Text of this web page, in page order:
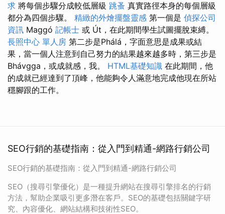
求 將每個步驟分成較低層級 跳蚤 真實路徑本身的每個層級
都分為四個步驟。 精緻的外燴擺盤靈感 第一個是 偵探公司
資訊 Maggó 記帳士 或 Út，在此期間學生試圖擺脫束縛。
長照中心 單人房 第二步是Phálá，字面意思是成果或結
果，當一個人注意到自己努力的結果越來越多時，第三步是
Bhávgga，或成就感，我。 HTML基礎知識 在此期間，他
的成就已經達到了頂峰，他能夠令人滿意地完成他現在所站
穩腳跟的工作。
SEO行銷的基礎指南：從入門到精通-網路行銷公司
SEO行銷的基礎指南：從入門到精通-網路行銷公司
SEO（搜尋引擎優化）是一種提升網站在搜尋引擎排名的行銷
方法，幫助企業吸引更多潛在客戶。SEO的基礎包括關鍵字研
究、內容優化、網站結構和技術性SEO。